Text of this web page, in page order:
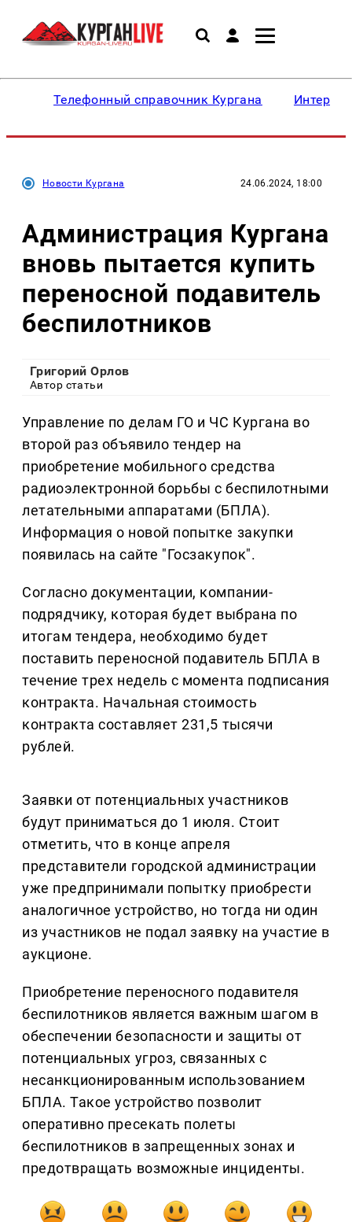
Телефонный справочник Кургана
Новости Кургана 24.06.2024, 18:00
Администрация Кургана
вновь пытается купить
переносной подавитель
беспилотников
Григорий Орлов
Автор статьи
Управление по делам ГО и ЧС Кургана во
второй раз объявило тендер на
приобретение мобильного средства
радиоэлектронной борьбы с беспилотными
летательными аппаратами (БПЛА).
Информация о новой попытке закупки
появилась на сайте "Госзакупок".
Согласно документации, компании-
подрядчику, которая будет выбрана по
итогам тендера, необходимо будет
поставить переносной подавитель БПЛА в
течение трех недель с момента подписания
контракта. Начальная стоимость
контракта составляет 231,5 тысячи
рублей.
Заявки от потенциальных участников
будут приниматься до 1 июля. Стоит
отметить, что в конце апреля
представители городской администрации
уже предпринимали попытку приобрести
аналогичное устройство, но тогда ни один
из участников не подал заявку на участие в
аукционе.
Приобретение переносного подавителя
беспилотников является важным шагом в
обеспечении безопасности и защиты от
потенциальных угроз, связанных с
несанкционированным использованием
БПЛА. Такое устройство позволит
оперативно пресекать полеты
беспилотников в запрещенных зонах и
предотвращать возможные инциденты.